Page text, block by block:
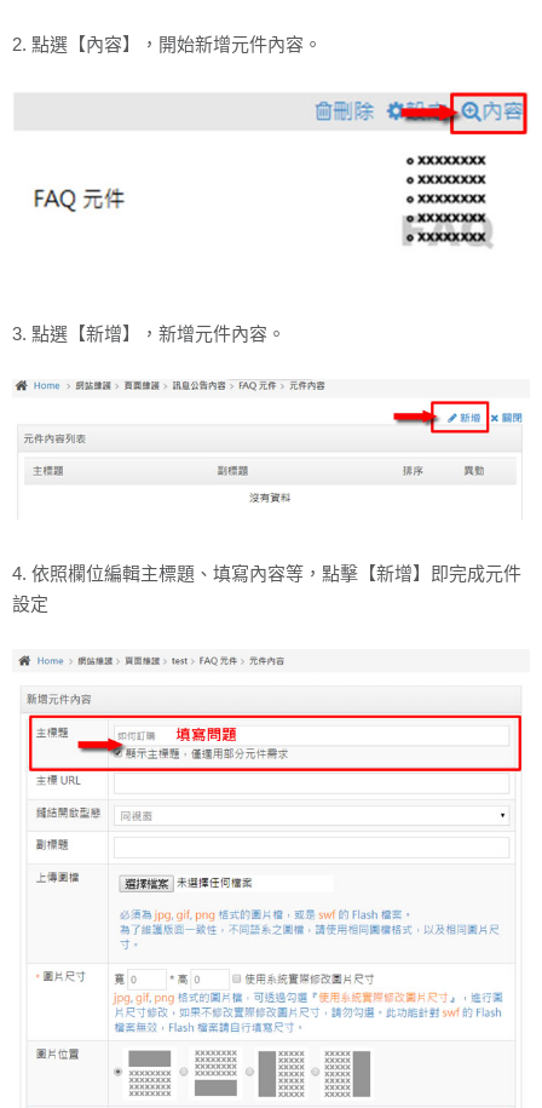
2. 點選【內容】，開始新增元件內容。
3. 點選【新增】，新增元件內容。
4. 依照欄位編輯主標題、填寫內容等，點擊【新增】即完成元件
設定